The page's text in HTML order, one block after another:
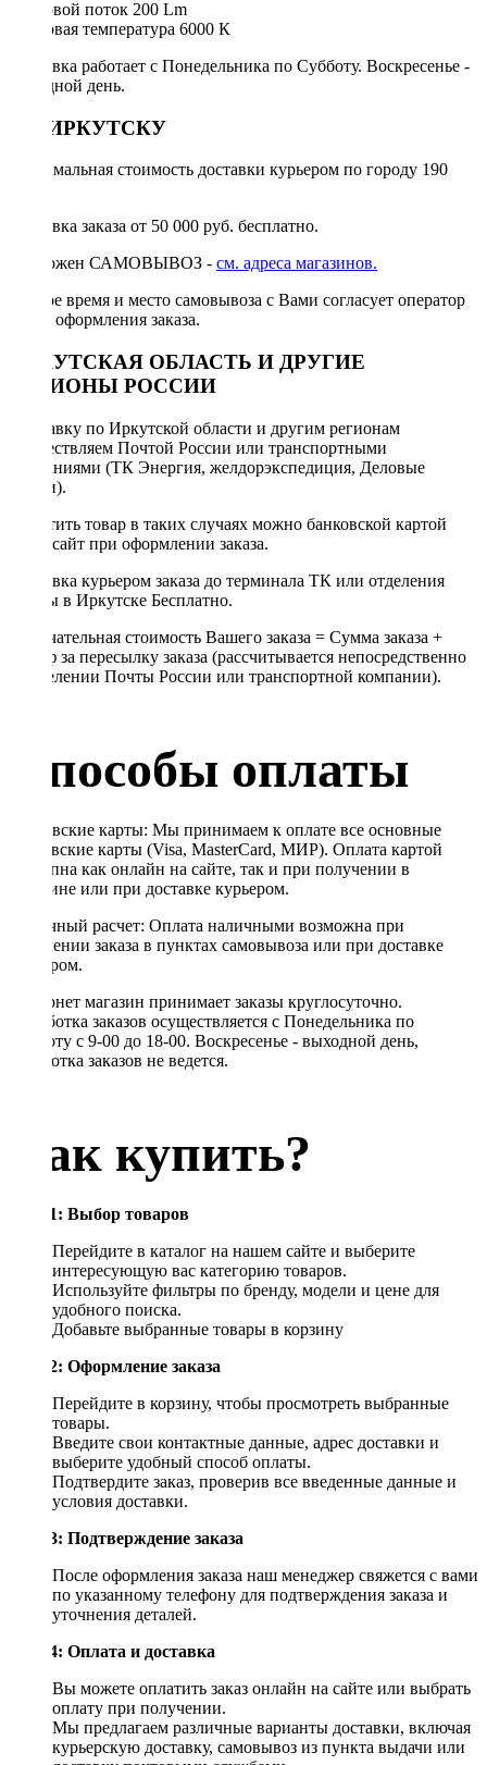
Световой поток 200 Lm
Цветовая температура 6000 К
Доставка работает с Понедельника по Субботу. Воскресенье -
выходной день.
ПО ИРКУТСКУ
Минимальная стоимость доставки курьером по городу 190
Доставка заказа от 50 000 руб. бесплатно.
Возможен САМОВЫВОЗ - см. адреса магазинов.
Точное время и место самовывоза с Вами согласует оператор
после оформления заказа.
ИРКУТСКАЯ ОБЛАСТЬ И ДРУГИЕ
РЕГИОНЫ РОССИИ
Отправку по Иркутской области и другим регионам
осуществляем Почтой России или транспортными
компаниями (ТК Энергия, желдорэкспедиция, Деловые
линии).
Оплатить товар в таких случаях можно банковской картой
через сайт при оформлении заказа.
Доставка курьером заказа до терминала ТК или отделения
Почты в Иркутске Бесплатно.
Окончательная стоимость Вашего заказа = Сумма заказа +
Тариф за пересылку заказа (рассчитывается непосредственно
в отделении Почты России или транспортной компании).
Способы оплаты
Банковские карты: Мы принимаем к оплате все основные
банковские карты (Visa, MasterCard, МИР). Оплата картой
доступна как онлайн на сайте, так и при получении в
магазине или при доставке курьером.
Наличный расчет: Оплата наличными возможна при
получении заказа в пунктах самовывоза или при доставке
курьером.
Интернет магазин принимает заказы круглосуточно.
Обработка заказов осуществляется с Понедельника по
Субботу с 9-00 до 18-00. Воскресенье - выходной день,
обработка заказов не ведется.
Как купить?
Шаг 1: Выбор товаров
Перейдите в каталог на нашем сайте и выберите
интересующую вас категорию товаров.
Используйте фильтры по бренду, модели и цене для
удобного поиска.
Добавьте выбранные товары в корзину
Шаг 2: Оформление заказа
Перейдите в корзину, чтобы просмотреть выбранные
товары.
Введите свои контактные данные, адрес доставки и
выберите удобный способ оплаты.
Подтвердите заказ, проверив все введенные данные и
условия доставки.
Шаг 3: Подтверждение заказа
После оформления заказа наш менеджер свяжется с вами
по указанному телефону для подтверждения заказа и
уточнения деталей.
Шаг 4: Оплата и доставка
Вы можете оплатить заказ онлайн на сайте или выбрать
оплату при получении.
Мы предлагаем различные варианты доставки, включая
курьерскую доставку, самовывоз из пункта выдачи или